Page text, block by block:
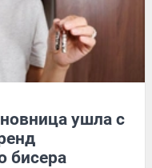
ушла с
бисера